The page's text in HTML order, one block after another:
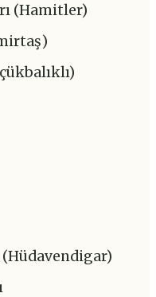
(Hamitler)
(Hüdavendigar)